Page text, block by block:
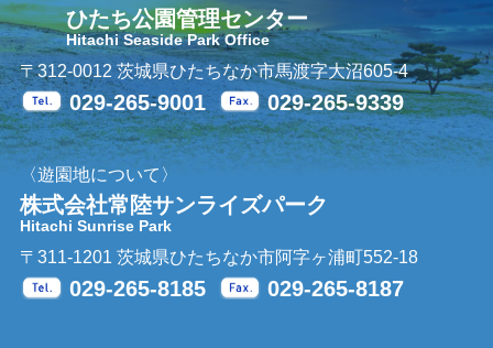
ひたち公園管理センター
Hitachi Seaside Park Office
〒312-0012 茨城県ひたちなか市馬渡字大沼605-4
Tel.
029-265-9001 Fax.
029-265-9339
〈遊園地について〉
株式会社常陸サンライズパーク
Hitachi Sunrise Park
〒311-1201 茨城県ひたちなか市阿字ヶ浦町552-18
Tel.
029-265-8185 Fax.
029-265-8187